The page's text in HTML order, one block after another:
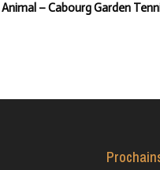
– Cabourg Garden